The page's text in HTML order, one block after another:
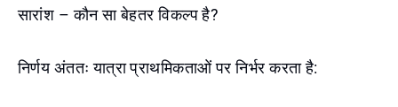
सारांश – कौन सा बेहतर विकल्प है?
निर्णय अंततः यात्रा प्राथमिकताओं पर निर्भर करता है: